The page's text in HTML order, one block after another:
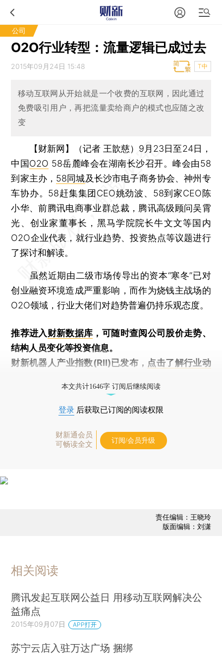
公司
O2O行业转型：流量逻辑已成过去
2015年09月24日 15:48 T中
移动互联网从开始就是一个收费的互联网，因此通过
免费吸引用户，再把流量卖给商户的模式也应随之改
变
【财新网】（记者 王歆慈） 9月23日至24日，
中国O2O 58岳麓峰会在湖南长沙召开。峰会由58
到家主办， 58同城及长沙市电子商务协会、神州专
车协办。58赶集集团CEO姚劲波、58到家CEO陈
小华、前腾讯电商事业群总裁，腾讯高级顾问吴霄
光、创业家董事长，黑马学院院长牛文文等国内
O2O企业代表，就行业趋势、投资热点等议题进行
了探讨和解读。
虽然近期由二级市场传导出的资本“寒冬”已对
创业融资环境造成严重影响，而作为烧钱主战场的
O2O领域，行业大佬们对趋势普遍仍持乐观态度。
推荐进入财新数据库 ，可随时查阅公司股价走势、
结构人员变化等投资信息。
财新机器人产业指数(RII)已发布， 点击了解行业动
本文共计1646字 订阅后继续阅读
登录 后获取已订阅的阅读权限
财新通会员
可畅读全文
订阅/会员升级
责任编辑：王晓玲
版面编辑：刘潇
相关阅读
腾讯发起互联网公益日 用移动互联网解决公
益痛点
2015年09月07日 APP打开
苏宁云店入驻万达广场 捆绑